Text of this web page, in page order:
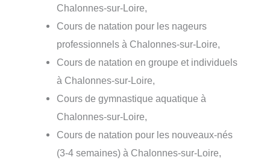
Chalonnes-sur-Loire,
Cours de natation pour les nageurs
professionnels à Chalonnes-sur-Loire,
Cours de natation en groupe et individuels
à Chalonnes-sur-Loire,
Cours de gymnastique aquatique à
Chalonnes-sur-Loire,
Cours de natation pour les nouveaux-nés
(3-4 semaines) à Chalonnes-sur-Loire,